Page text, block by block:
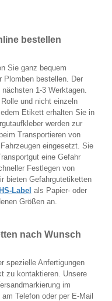
bestellen
Sie ganz bequem
Plomben bestellen. Der
1-3 Werktagen.
und nicht einzeln
Etikett erhalten Sie in
werden zur
Transportieren von
eingesetzt. Sie
eine Gefahr
Festlegen von
bieten Gefahrgutetiketten
Label als Papier- oder
Größen an.
nach Wunsch
spezielle Anfertigungen
zu kontaktieren. Unsere
im
Telefon oder per E-Mail